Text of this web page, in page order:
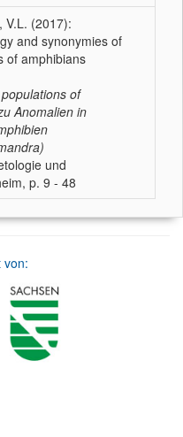
V.L. (2017):
and synonymies of
of amphibians
of
Anomalien in
und
p. 9 - 48
von: